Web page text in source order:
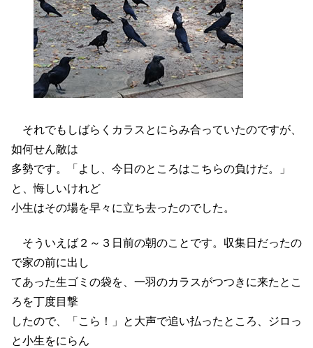
それでもしばらくカラスとにらみ合っていたのですが、
如何せん敵は
多勢です。「よし、今日のところはこちらの負けだ。」
と、悔しいけれど
小生はその場を早々に立ち去ったのでした。
そういえば２～３日前の朝のことです。収集日だったの
で家の前に出し
てあった生ゴミの袋を、一羽のカラスがつつきに来たとこ
ろを丁度目撃
したので、「こら！」と大声で追い払ったところ、ジロっ
と小生をにらん